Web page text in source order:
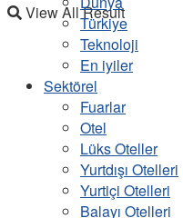
View All Result
Türkiye
Teknoloji
En iyiler
Sektörel
Fuarlar
Otel
Lüks Oteller
Yurtdışı Otelleri
Yurtiçi Otelleri
Balayı Otelleri